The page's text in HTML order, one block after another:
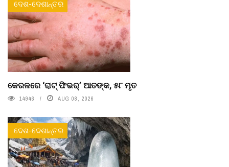
ଦେଶ-ଦେଶାନ୍ତର
କେରଳରେ ‘ରାଟ୍ ଫିଭର୍’ ଆତଙ୍କ, ୫୮ ମୃତ
14946 AUG 08, 2026
ଦେଶ-ଦେଶାନ୍ତର